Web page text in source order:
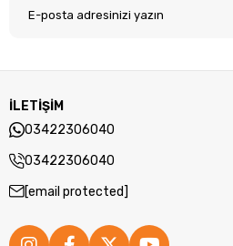
İLETİŞİM
03422306040
03422306040
[email protected]